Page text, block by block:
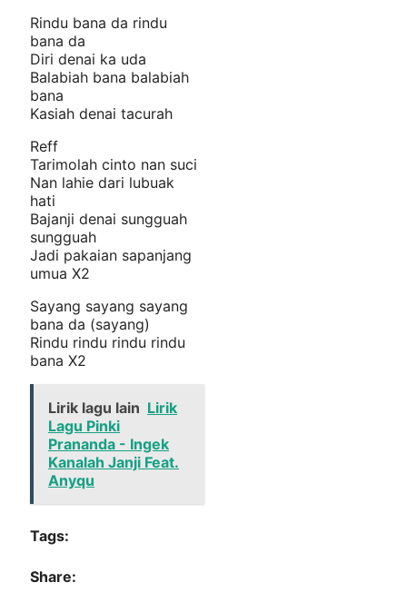
Rindu bana da rindu
bana da
Diri denai ka uda
Balabiah bana balabiah
bana
Kasiah denai tacurah
Reff
Tarimolah cinto nan suci
Nan lahie dari lubuak
hati
Bajanji denai sungguah
sungguah
Jadi pakaian sapanjang
umua X2
Sayang sayang sayang
bana da (sayang)
Rindu rindu rindu rindu
bana X2
Lirik lagu lain Lirik
Lagu Pinki
Prananda - Ingek
Kanalah Janji Feat.
Anyqu
Tags:
Share: